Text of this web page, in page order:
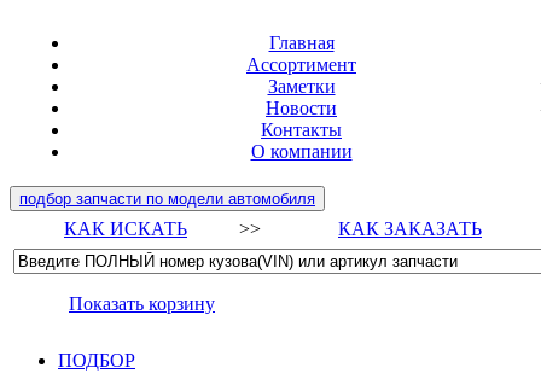
Главная
Ассортимент
Заметки
Новости
Контакты
О компании
подбор запчасти по модели автомобиля
КАК ИСКАТЬ >> КАК ЗАКАЗАТЬ
Показать корзину
ПОДБОР